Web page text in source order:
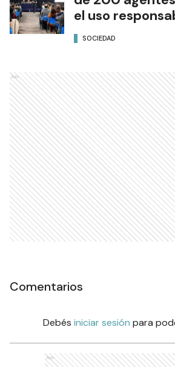
el uso
SOCIEDAD
Ads
Comentarios
Debés iniciar sesión para
Ads